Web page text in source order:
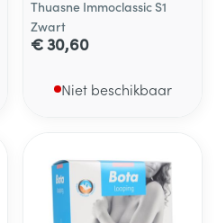
Thuasne Immoclassic S1
Zwart
€ 30,60
Niet beschikbaar